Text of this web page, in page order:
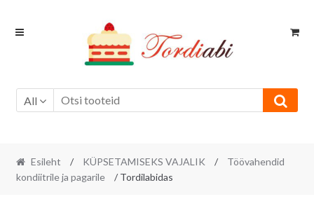
Skip
Skip
All
Esileht / KÜPSETAMISEKS VAJALIK /
Töövahendid
kondiitrile ja pagarile
/ Tordilabidas